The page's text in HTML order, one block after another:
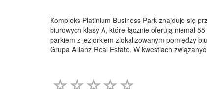
Kompleks Platinium Business Park znajduje się
biurowych klasy A, które łącznie oferują niemal
parkiem z jeziorkiem zlokalizowanym pomiędzy
Grupa Allianz Real Estate. W kwestiach